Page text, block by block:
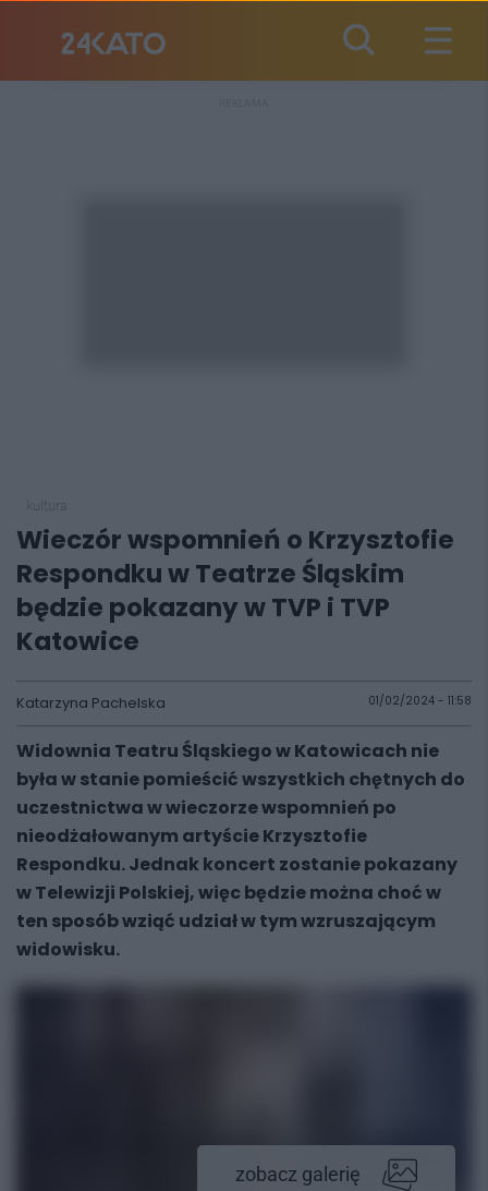
Wieczór wspomnień o Krzysztofie
Respondku w Teatrze Śląskim
będzie pokazany w TVP i TVP
Katowice
Katarzyna Pachelska 01/02/2024 - 11:58
Widownia Teatru Śląskiego w Katowicach nie
była w stanie pomieścić wszystkich chętnych do
uczestnictwa w wieczorze wspomnień po
nieodżałowanym artyście Krzysztofie
Respondku. Jednak koncert zostanie pokazany
w Telewizji Polskiej, więc będzie można choć w
ten sposób wziąć udział w tym wzruszającym
widowisku.
zobacz galerię